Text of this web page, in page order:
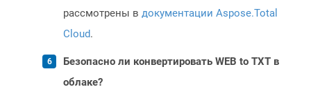
рассмотрены в документации Aspose.Total
Cloud.
Безопасно ли конвертировать WEB to TXT в
облаке?